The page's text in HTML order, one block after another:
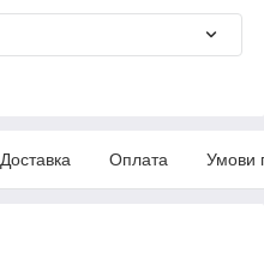
Доставка Оплата Умови